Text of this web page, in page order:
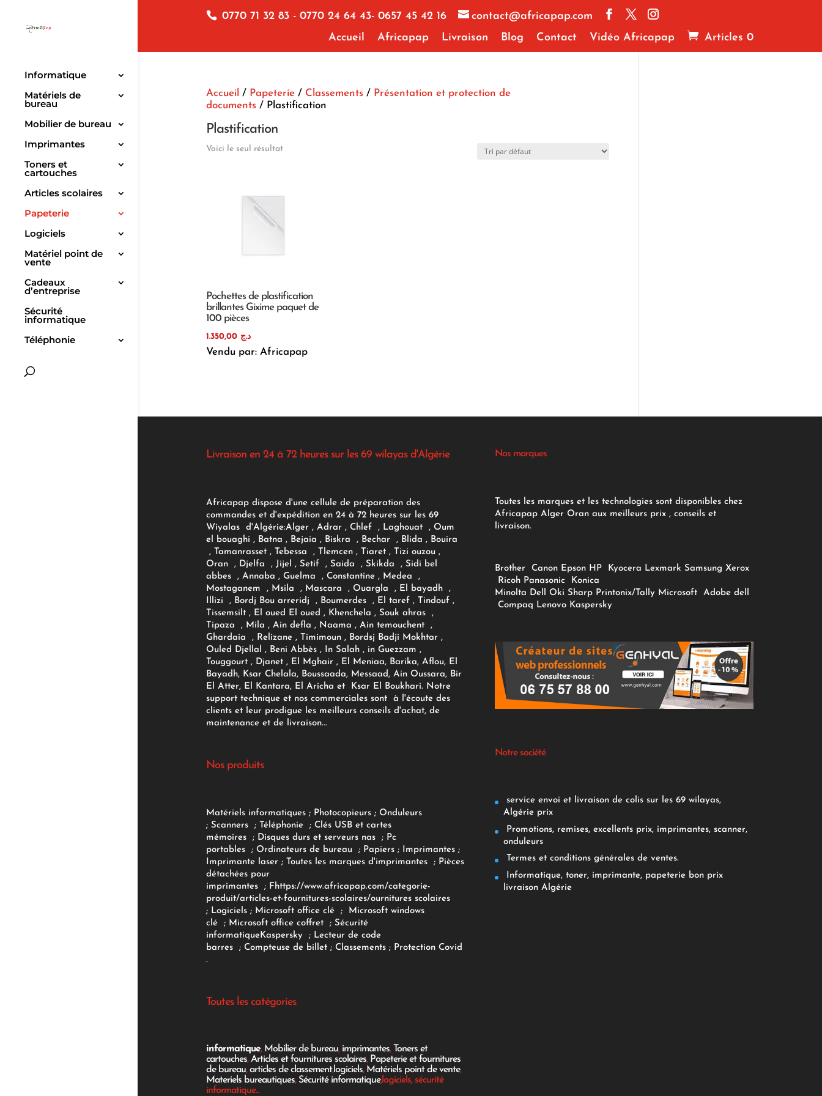
0770 71 32 83 - 0770 24 64 43- 0657 45 42 16
contact@africapap.com
Accueil
Africapap Livraison Blog Contact Vidéo Africapap Articles 0
Informatique
Matériels de
bureau
Mobilier de bureau
Imprimantes
Toners et
cartouches
Articles scolaires
Papeterie
Logiciels
Matériel point de
vente
Cadeaux
d’entreprise
Sécurité
informatique
Téléphonie
Accueil / Papeterie/ Classements/ Présentation et protection de
documents/ Plastification
Plastification
Voici le seul résultat
Pochettes de plastification
brillantes Gixime paquet de
100 pièces
د.ج 1.350,00
Vendu par: Africapap
Livraison en 24 à 72 heures sur les 69 wilayas d'Algérie
Africapap dispose d'une cellule de préparation des
commandes et d'expédition en 24 à 72 heures sur les 69
Wiyalas d'Algérie:Alger , Adrar, Chlef , Laghouat , Oum
el bouaghi , Batna , Bejaia , Biskra , Bechar , Blida , Bouira
, Tamanrasset , Tebessa , Tlemcen , Tiaret , Tizi ouzou ,
Oran , Djelfa , Jijel , Setif , Saida , Skikda , Sidi bel
abbes , Annaba , Guelma , Constantine , Medea ,
Mostaganem , Msila , Mascara , Ouargla , El bayadh ,
Illizi , Bordj Bou arreridj , Boumerdes , El taref , Tindouf ,
Tissemsilt , El oued El oued , Khenchela , Souk ahras ,
Tipaza , Mila , Ain defla , Naama , Ain temouchent ,
Ghardaia , Relizane , Timimoun , Bordsj Badji Mokhtar ,
Ouled Djellal , Beni Abbès , In Salah , in Guezzam ,
Touggourt , Djanet , El Mghair , El Meniaa, Barika, Aflou, El
Bayadh, Ksar Chelala, Boussaada, Messaad, Ain Oussara, Bir
El Atter, El Kantara, El Aricha et Ksar El Boukhari. Notre
support technique et nos commerciales sont à l'écoute des
clients et leur prodigue les meilleurs conseils d'achat, de
maintenance et de livraison...
Nos produits
Matériels informatiques; Photocopieurs; Onduleurs
; Scanners ; Téléphonie ; Clés USB et cartes
mémoires
; Disques durs et serveurs nas ; Pc
portables
; Ordinateurs de bureau ; Papiers; Imprimantes;
Imprimante laser; Toutes les marques d'imprimantes ; Pièces
détachées pour
imprimantes
; F https://www.africapap.com/categorie-
produit/articles-et-fournitures-scolaires/ournitures scolaires
; Logiciels ; Microsoft office clé ;
Microsoft windows
clé; Microsoft office coffret ; Sécurité
informatiqueKaspersky ; Lecteur de code
barres
; Compteuse de billet; Classements ; Protection Covid
.
Toutes les catégories
informatique, Mobilier de bureau, imprimantes, Toners et
cartouches,Articles et fournitures scolaires, Papeterie et fournitures
de bureau,articles de classement,logiciels, Matériels point de vente,
Materiels bureautiques, Sécurité informatique,logiciels, sécurité
informatique...
Nos marques
Toutes les marques et les technologies sont disponibles chez
Africapap Alger Oran aux meilleurs prix , conseils et
livraison.
Brother Canon Epson HP Kyocera Lexmark Samsung Xerox
Ricoh Panasonic
Konica
Minolta Dell Oki Sharp Printonix/Tally Microsoft Adobe dell
Compaq Lenovo Kaspersky
Notre société
service envoi et livraison de colis sur les 69 wilayas,
Algérie prix
Promotions, remises, excellents prix, imprimantes, scanner,
onduleurs
Termes et conditions générales de ventes.
Informatique, toner, imprimante, papeterie bon prix
livraison Algérie